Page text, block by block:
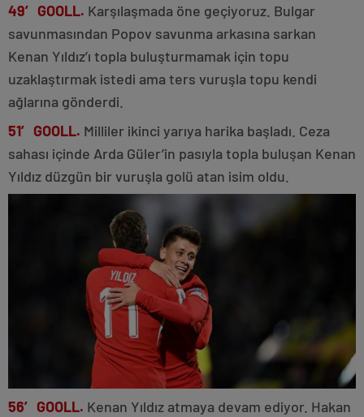
49′ GOOLL. Karşılaşmada öne geçiyoruz. Bulgar
savunmasından Popov savunma arkasına sarkan
Kenan Yıldız’ı topla buluşturmamak için topu
uzaklaştırmak istedi ama ters vuruşla topu kendi
ağlarına gönderdi.
51′ GOOLL. Milliler ikinci yarıya harika başladı. Ceza
sahası içinde Arda Güler’in pasıyla topla buluşan Kenan
Yıldız düzgün bir vuruşla golü atan isim oldu.
56′ GOOLL. Kenan Yıldız atmaya devam ediyor. Hakan